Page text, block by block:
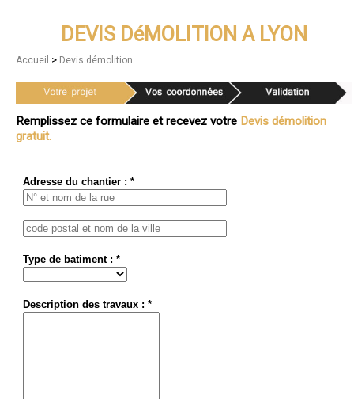
DEVIS DéMOLITION A LYON
Accueil > Devis démolition
Remplissez ce formulaire et recevez votre Devis démolition
gratuit.
Adresse du chantier : *
Type de batiment : *
Description des travaux : *